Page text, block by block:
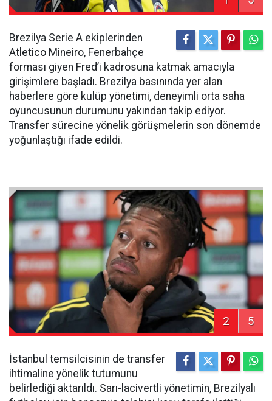
Brezilya Serie A ekiplerinden
Atletico Mineiro, Fenerbahçe
forması giyen Fred’i kadrosuna katmak amacıyla
girişimlere başladı. Brezilya basınında yer alan
haberlere göre kulüp yönetimi, deneyimli orta saha
oyuncusunun durumunu yakından takip ediyor.
Transfer sürecine yönelik görüşmelerin son dönemde
yoğunlaştığı ifade edildi.
2 5
İstanbul temsilcisinin de transfer
ihtimaline yönelik tutumunu
belirlediği aktarıldı. Sarı-lacivertli yönetimin, Brezilyalı